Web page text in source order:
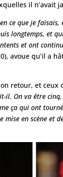
il n’avait
ce que je
longtemps, et
et ont
avoue qu’il a
retour, et ceux
il. On va être
ça qui ont
en scène et